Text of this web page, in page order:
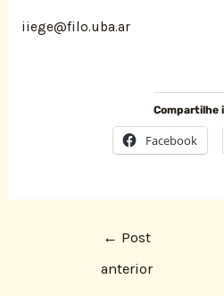
iiege@filo.uba.ar
Compartilhe
Facebook
← Post
anterior